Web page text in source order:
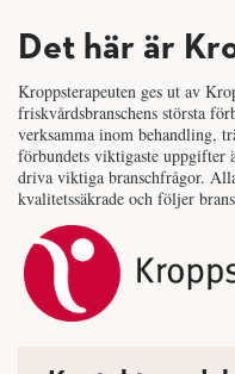
Det här är
Kroppsterapeuten ges ut av
friskvårdsbranschens största
verksamma inom behandling,
förbundets viktigaste uppgifter
driva viktiga branschfrågor.
kvalitetssäkrade och följer